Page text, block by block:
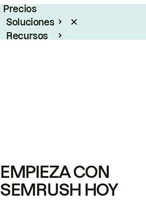
Precios
Soluciones
Recursos
EMPIEZA CON
SEMRUSH HOY